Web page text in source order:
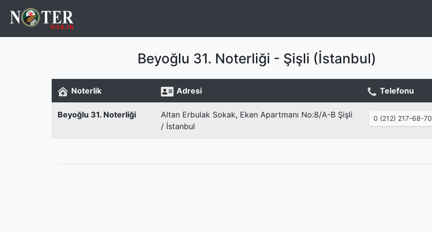
Beyoğlu 31. Noterliği - Şişli (İstanbul)
Noterlik Adresi Telefonu
Beyoğlu 31. Noterliği
Altan Erbulak Sokak, Eken Apartmanı No:8/A-B Şişli
/ İstanbul
0 (212) 217-68-70